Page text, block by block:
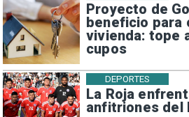
Proyecto de
beneficio para
vivienda: tope
cupos
La Roja
anfitriones del
DEPORTES